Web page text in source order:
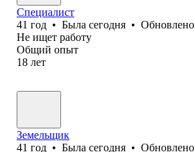
Специалист
41 год • Была сегодня • Обновлено
Не ищет работу
Общий опыт
18 лет
Земельщик
41 год • Была сегодня • Обновлено